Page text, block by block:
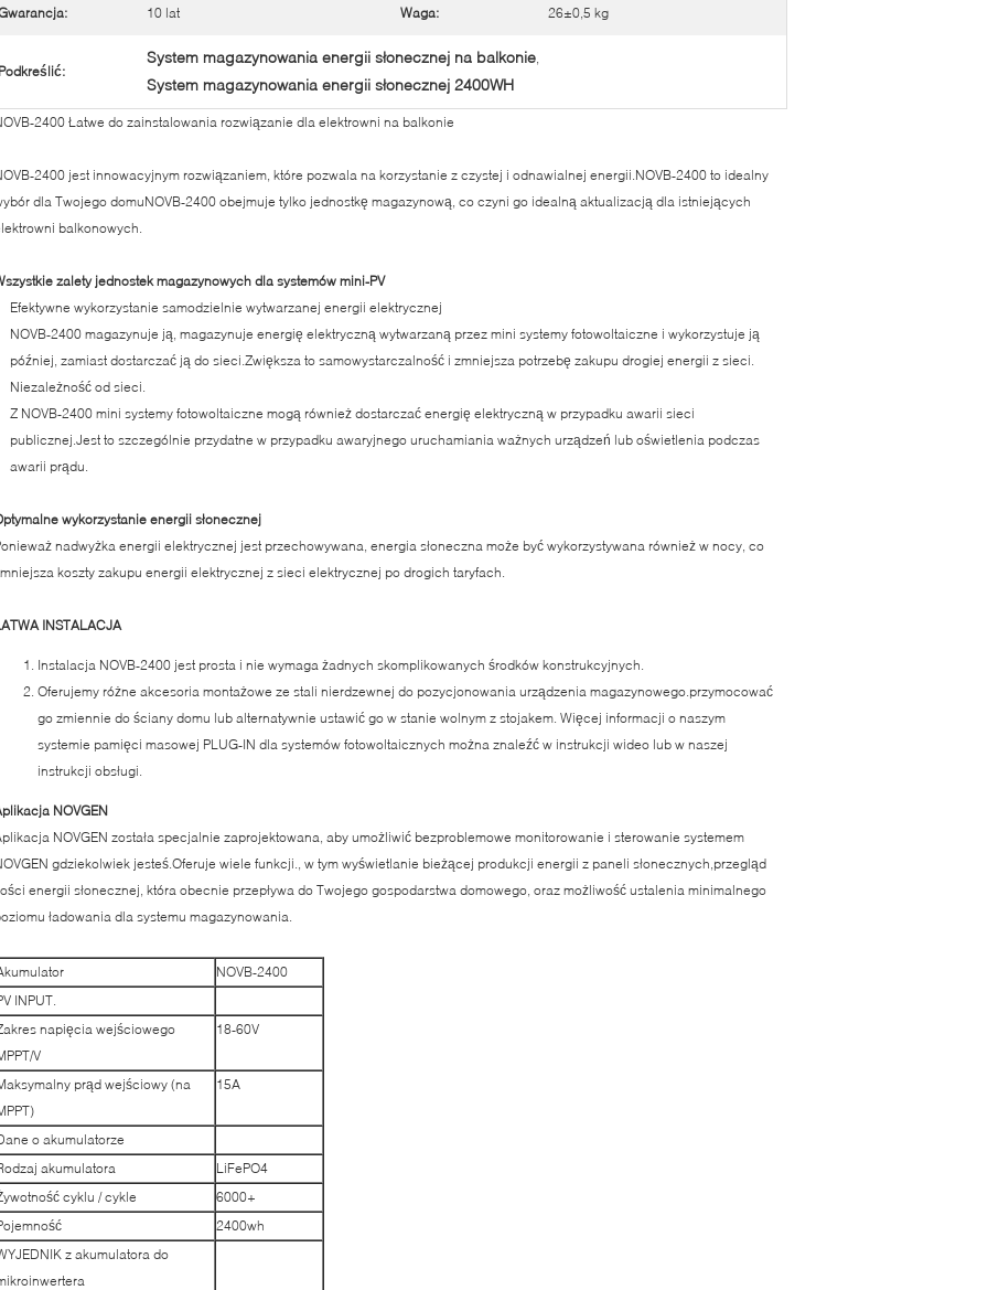
10 lat Waga: 26±0,5 kg
Podkreślić:
System magazynowania energii słonecznej na balkonie,
System magazynowania energii słonecznej 2400WH
2400 Łatwe do zainstalowania rozwiązanie dla elektrowni na balkonie
2400 jest innowacyjnym rozwiązaniem, które pozwala na korzystanie z czystej i odnawialnej energii.NOVB-2400 to idealny
dla Twojego domuNOVB-2400 obejmuje tylko jednostkę magazynową, co czyni go idealną aktualizacją dla istniejących
balkonowych.
zalety jednostek magazynowych dla systemów mini-PV
Efektywne wykorzystanie samodzielnie wytwarzanej energii elektrycznej
NOVB-2400 magazynuje ją, magazynuje energię elektryczną wytwarzaną przez mini systemy fotowoltaiczne i wykorzystuje ją
później, zamiast dostarczać ją do sieci.Zwiększa to samowystarczalność i zmniejsza potrzebę zakupu drogiej energii z sieci.
Niezależność od sieci.
Z NOVB-2400 mini systemy fotowoltaiczne mogą również dostarczać energię elektryczną w przypadku awarii sieci
publicznej.Jest to szczególnie przydatne w przypadku awaryjnego uruchamiania ważnych urządzeń lub oświetlenia podczas
awarii prądu.
wykorzystanie energii słonecznej
nadwyżka energii elektrycznej jest przechowywana, energia słoneczna może być wykorzystywana również w nocy, co
koszty zakupu energii elektrycznej z sieci elektrycznej po drogich taryfach.
INSTALACJA
Instalacja NOVB-2400 jest prosta i nie wymaga żadnych skomplikowanych środków konstrukcyjnych.
Oferujemy różne akcesoria montażowe ze stali nierdzewnej do pozycjonowania urządzenia magazynowego.przymocować
go zmiennie do ściany domu lub alternatywnie ustawić go w stanie wolnym z stojakem. Więcej informacji o naszym
systemie pamięci masowej PLUG-IN dla systemów fotowoltaicznych można znaleźć w instrukcji wideo lub w naszej
instrukcji obsługi.
NOVGEN
NOVGEN została specjalnie zaprojektowana, aby umożliwić bezproblemowe monitorowanie i sterowanie systemem
gdziekolwiek jesteś.Oferuje wiele funkcji., w tym wyświetlanie bieżącej produkcji energii z paneli słonecznych,przegląd
energii słonecznej, która obecnie przepływa do Twojego gospodarstwa domowego, oraz możliwość ustalenia minimalnego
ładowania dla systemu magazynowania.
NOVB-2400
INPUT.
napięcia wejściowego
V
18-60V
prąd wejściowy (na
15A
o akumulatorze
akumulatora
LiFePO4
cyklu / cykle
6000+
2400wh
z akumulatora do